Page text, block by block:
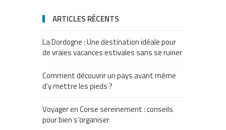
ARTICLES RÉCENTS
La Dordogne : Une destination idéale pour
de vraies vacances estivales sans se ruiner
Comment découvrir un pays avant même
d’y mettre les pieds ?
Voyager en Corse sereinement : conseils
pour bien s’organiser